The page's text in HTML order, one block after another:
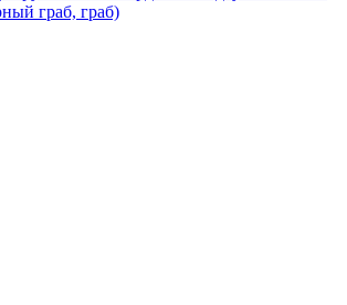
граб, граб)